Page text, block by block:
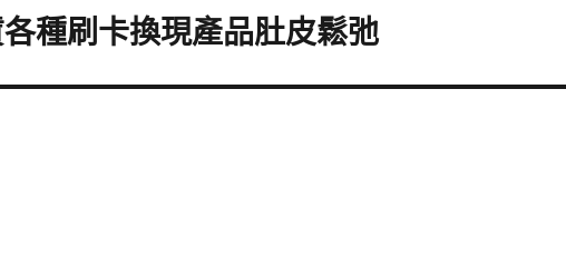
種刷卡換現產品肚皮鬆弛